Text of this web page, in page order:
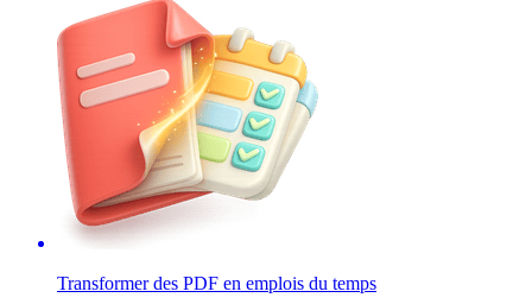
Transformer des PDF en emplois du temps